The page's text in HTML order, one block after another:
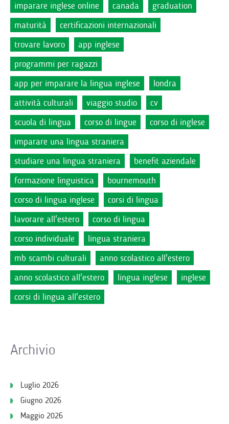
imparare inglese online canada
graduation
maturità
certificazioni internazionali
trovare lavoro
app inglese
programmi per ragazzi
app per imparare la lingua inglese
londra
attività culturali
viaggio studio
cv
scuola di lingua
corso di lingue
corso di inglese
imparare una lingua straniera
studiare una lingua straniera
benefit aziendale
formazione linguistica
bournemouth
corso di lingua inglese
corsi di lingua
lavorare all'estero
corso di lingua
corso individuale
lingua straniera
mb scambi culturali
anno scolastico all'estero
anno scolastico all'estero
lingua inglese
inglese
corsi di lingua all'estero
Archivio
Luglio 2026
Giugno 2026
Maggio 2026